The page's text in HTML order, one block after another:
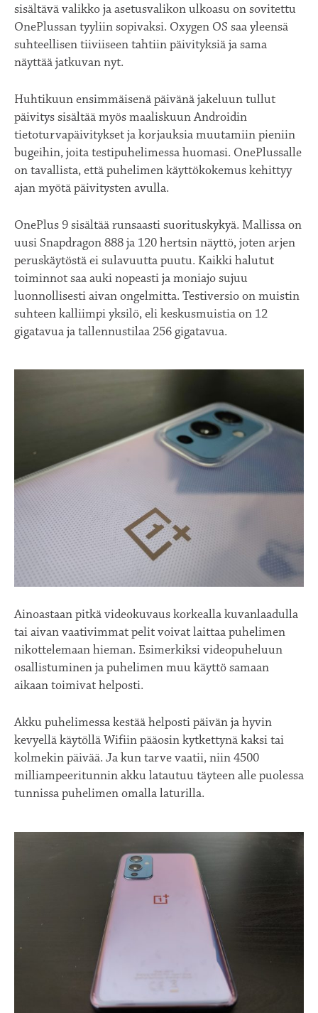
sisältävä valikko ja asetusvalikon ulkoasu on sovitettu
OnePlussan tyyliin sopivaksi. Oxygen OS saa yleensä
suhteellisen tiiviiseen tahtiin päivityksiä ja sama
näyttää jatkuvan nyt.
Huhtikuun ensimmäisenä päivänä jakeluun tullut
päivitys sisältää myös maaliskuun Androidin
tietoturvapäivitykset ja korjauksia muutamiin pieniin
bugeihin, joita testipuhelimessa huomasi. OnePlussalle
on tavallista, että puhelimen käyttökokemus kehittyy
ajan myötä päivitysten avulla.
OnePlus 9 sisältää runsaasti suorituskykyä. Mallissa on
uusi Snapdragon 888 ja 120 hertsin näyttö, joten arjen
peruskäytöstä ei sulavuutta puutu. Kaikki halutut
toiminnot saa auki nopeasti ja moniajo sujuu
luonnollisesti aivan ongelmitta. Testiversio on muistin
suhteen kalliimpi yksilö, eli keskusmuistia on 12
gigatavua ja tallennustilaa 256 gigatavua.
Ainoastaan pitkä videokuvaus korkealla kuvanlaadulla
tai aivan vaativimmat pelit voivat laittaa puhelimen
nikottelemaan hieman. Esimerkiksi videopuheluun
osallistuminen ja puhelimen muu käyttö samaan
aikaan toimivat helposti.
Akku puhelimessa kestää helposti päivän ja hyvin
kevyellä käytöllä Wifiin pääosin kytkettynä kaksi tai
kolmekin päivää. Ja kun tarve vaatii, niin 4500
milliampeeritunnin akku latautuu täyteen alle puolessa
tunnissa puhelimen omalla laturilla.